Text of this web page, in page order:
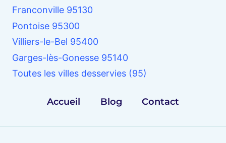
Franconville 95130
Pontoise 95300
Villiers-le-Bel 95400
Garges-lès-Gonesse 95140
Toutes les villes desservies (95)
Accueil Blog Contact